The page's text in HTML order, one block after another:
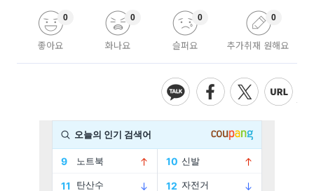
좋아요
0
화나요
0
슬퍼요
0
추가취재 원해요
0